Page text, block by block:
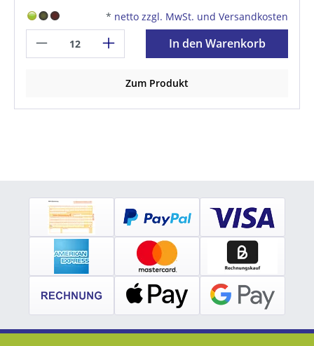
* netto zzgl. MwSt. und Versandkosten
In den Warenkorb
Zum Produkt